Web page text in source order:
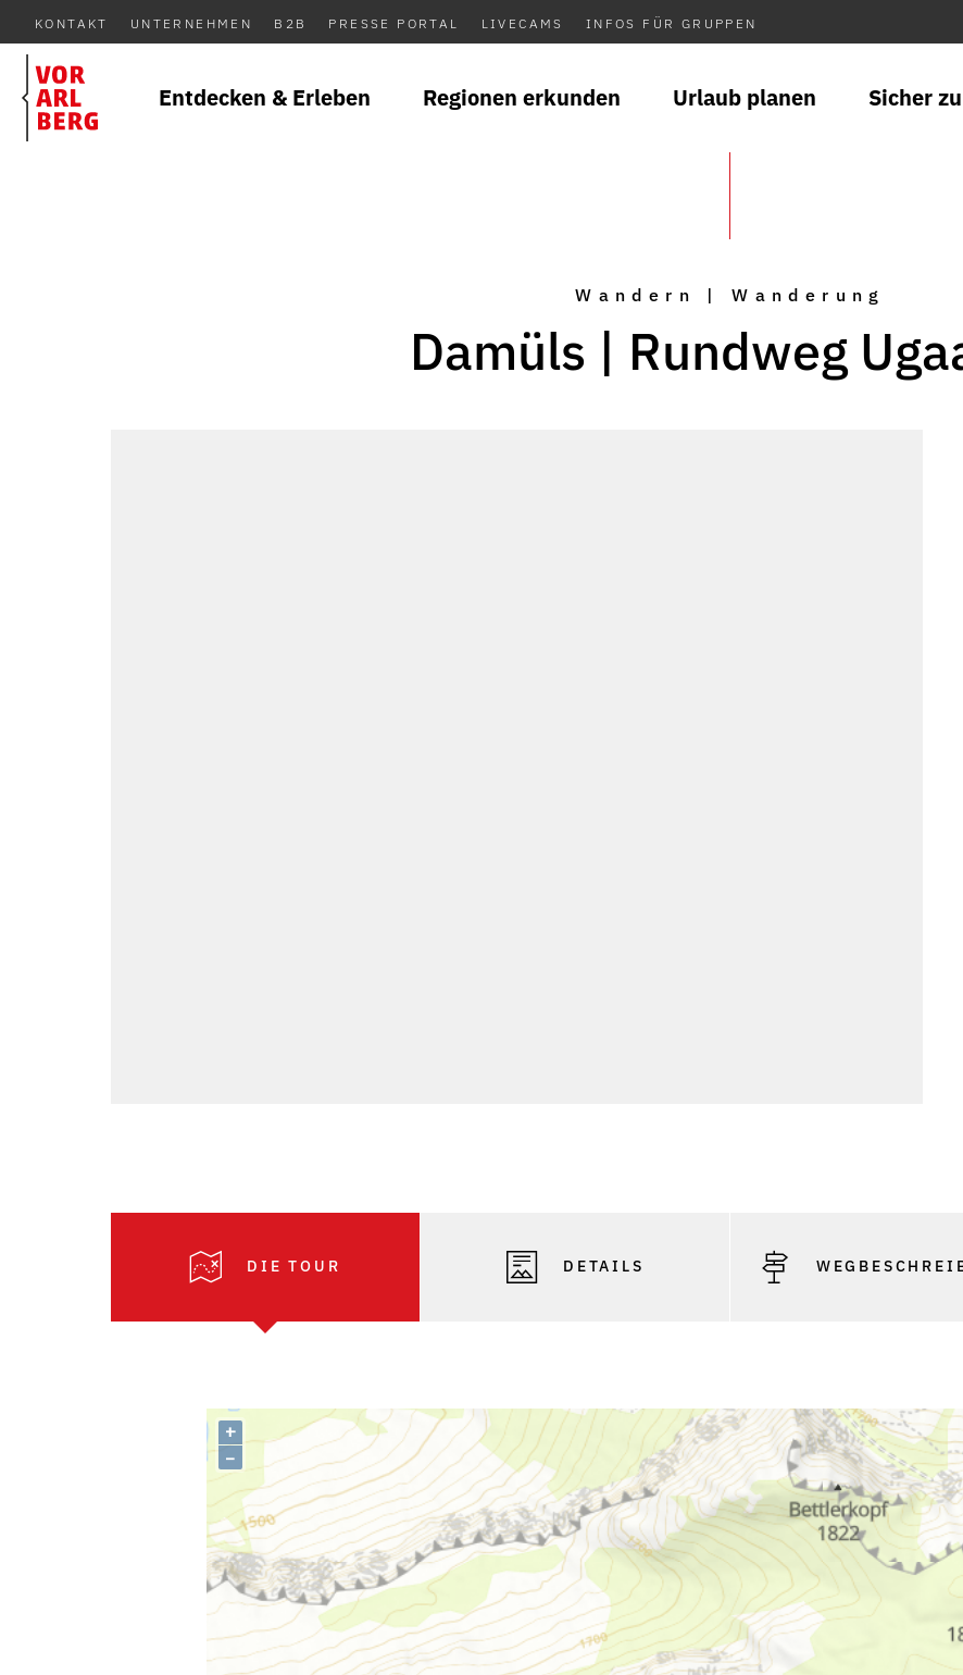
KONTAKT UNTERNEHMEN B2B PRESSE PORTAL LIVECAMS INFOS FÜR GRUPPEN
Entdecken & Erleben Regionen erkunden Urlaub planen Sicher
Wandern | Wanderung
Damüls | Rundweg
DIE TOUR DETAILS
+
–